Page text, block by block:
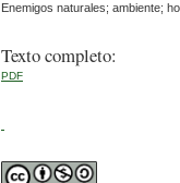
Enemigos naturales; ambiente;
Texto completo:
PDF